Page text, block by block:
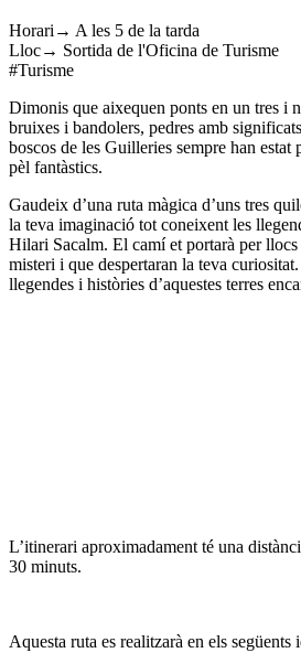
Horari→ A les 5 de la tarda
Lloc→ Sortida de l'Oficina de Turisme
#Turisme
Dimonis que aixequen ponts en un tres i
bruixes i bandolers, pedres amb
boscos de les Guilleries sempre han estat
pèl fantàstics.
Gaudeix d’una ruta màgica d’uns tres
la teva imaginació tot coneixent les
Hilari Sacalm. El camí et portarà per llocs
misteri i que despertaran la teva
llegendes i històries d’aquestes terres
L’itinerari aproximadament té una
30 minuts.
Aquesta ruta es realitzarà en els següents